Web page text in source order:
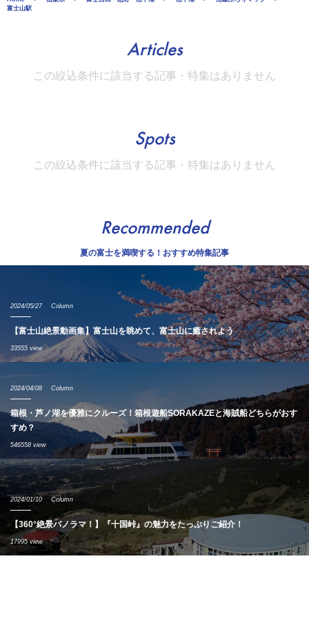
富士山駅
Articles
この絞込条件に該当する記事・特集はありません
Spots
この絞込条件に該当する記事・特集はありません
Recommended
夏の富士を満喫する！おすすめ特集記事
2024/05/27 Column
【富士山絶景動画集】富士山を眺めて、富士山に癒されよう
33555 view
2024/04/08 Column
箱根・芦ノ湖を優雅にクルーズ！箱根遊船SORAKAZEと海賊船どちらがおす
すめ？
546558 view
2024/01/10 Column
【360°絶景パノラマ！】『十国峠』の魅力をたっぷりご紹介！
17995 view